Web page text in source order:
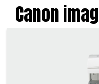
Canon